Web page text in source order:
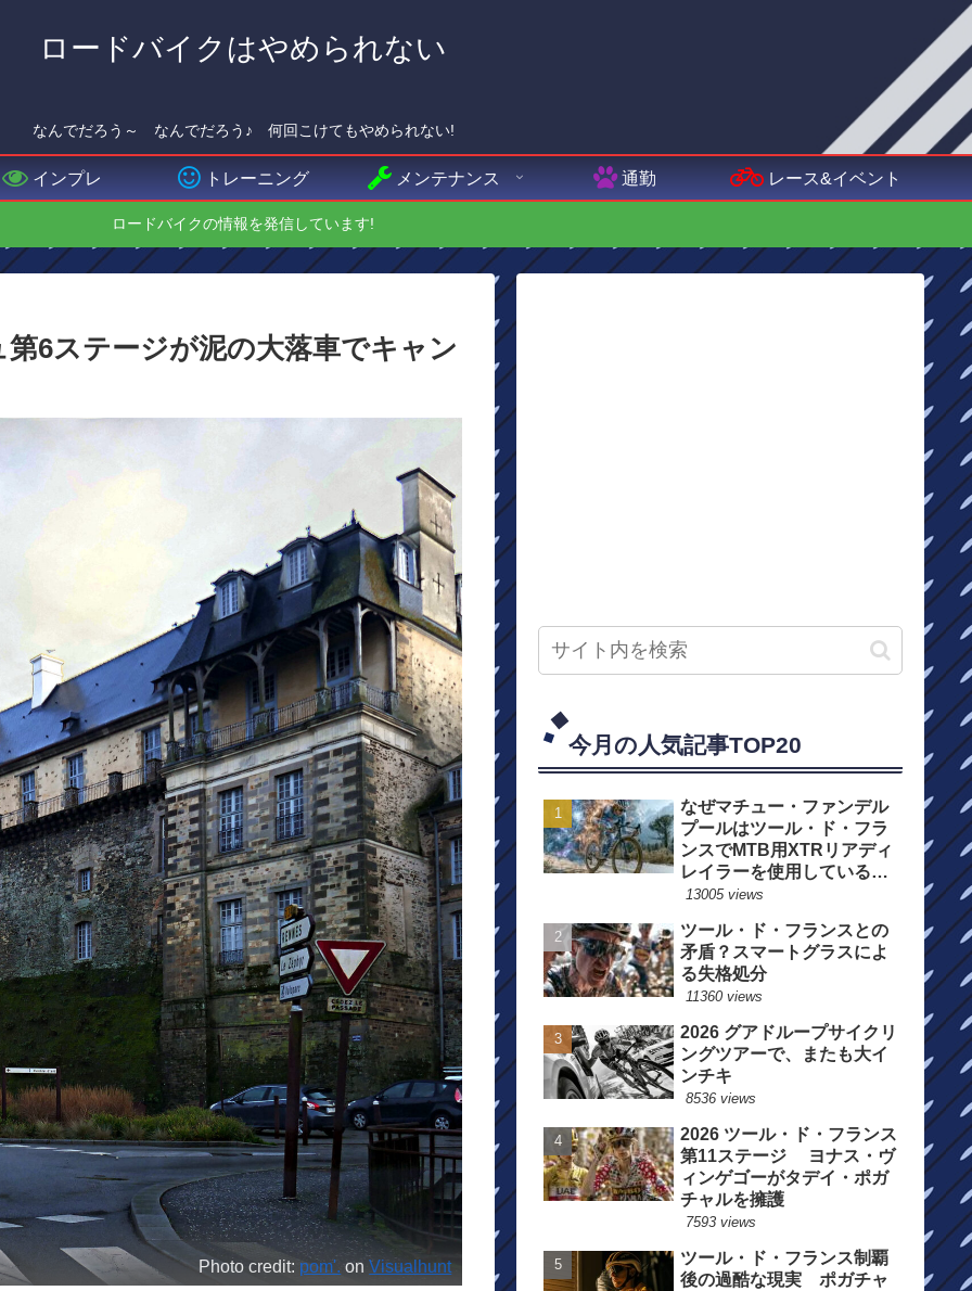
ロードバイクはやめられない
なんでだろう～ なんでだろう♪ 何回こけてもやめられない!
インプレ トレーニング メンテナンス 通勤 レース&イベント
ロードバイクの情報を発信しています!
6ステージが泥の大落車でキャン
Photo credit: pom'. onVisualhunt
今月の人気記事TOP20
なぜマチュー・ファンデル
プールはツール・ド・フラ
ンスでMTB用XTRリアディ
レイラーを使用しているの
か？
13005 views
ツール・ド・フランスとの
矛盾？スマートグラスによ
る失格処分
11360 views
2026 グアドループサイクリ
ングツアーで、またも大イ
ンチキ
8536 views
2026 ツール・ド・フランス
第11ステージ ヨナス・ヴ
ィンゲゴーがタデイ・ポガ
チャルを擁護
7593 views
ツール・ド・フランス制覇
後の過酷な現実 ポガチャ